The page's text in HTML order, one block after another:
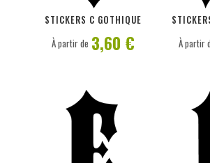
STICKERS C GOTHIQUE
PERSONNALISER
À partir de 3,60 € À partir